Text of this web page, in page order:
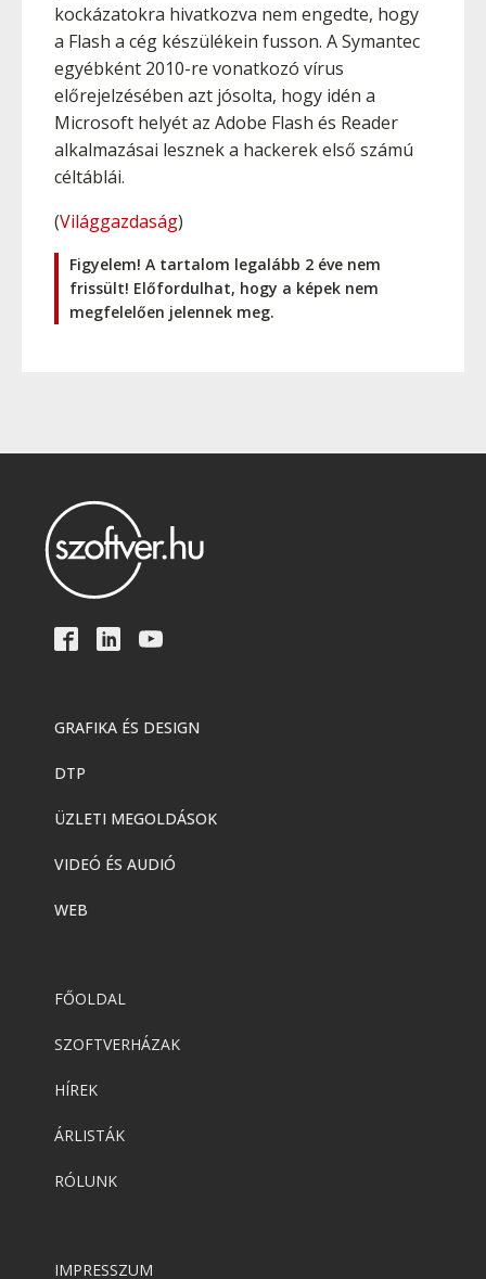
kockázatokra hivatkozva nem engedte, hogy
a Flash a cég készülékein fusson. A Symantec
egyébként 2010-re vonatkozó vírus
előrejelzésében azt jósolta, hogy idén a
Microsoft helyét az Adobe Flash és Reader
alkalmazásai lesznek a hackerek első számú
céltáblái.
(Világgazdaság)
Figyelem! A tartalom legalább 2 éve nem
frissült! Előfordulhat, hogy a képek nem
megfelelően jelennek meg.
GRAFIKA ÉS DESIGN
DTP
ÜZLETI MEGOLDÁSOK
VIDEÓ ÉS AUDIÓ
WEB
FŐOLDAL
SZOFTVERHÁZAK
HÍREK
ÁRLISTÁK
RÓLUNK
IMPRESSZUM